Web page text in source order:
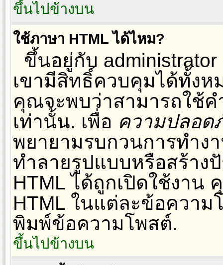
ขึ้นไปข้างบน
ใช้ภาษา HTML ได้ไหม?
ขึ้นอยู่กับ
เขามีสิทธิ์ควบคุมได้ทั้ง
คุณจะพบว่าสามารถใช้ค
เท่านั้น. เพื่อ ความปลอด
พยายามรบกวนการทำง
ทำลายรูปแบบหรือสร้าง
HTML ได้ถูกเปิดใช้งาน
HTML ในแต่ละข้อควา
พิมพ์ข้อความโพสต์.
ขึ้นไปข้างบน